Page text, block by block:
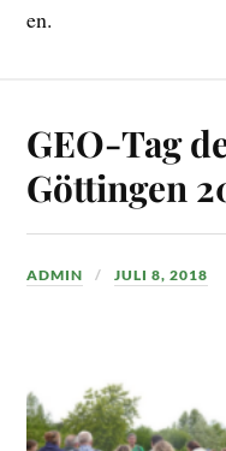
en.
GEO-Tag
Göttingen
ADMIN JULI 8, 2018